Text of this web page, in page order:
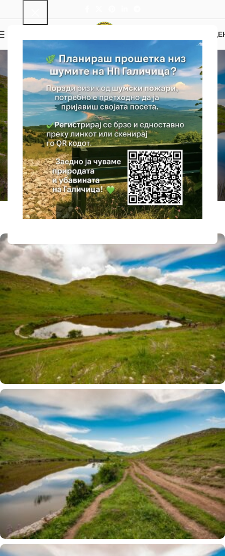
Локви и Извори
Локва Џафа
Почетна/Локви и Извори/Локва Џафа